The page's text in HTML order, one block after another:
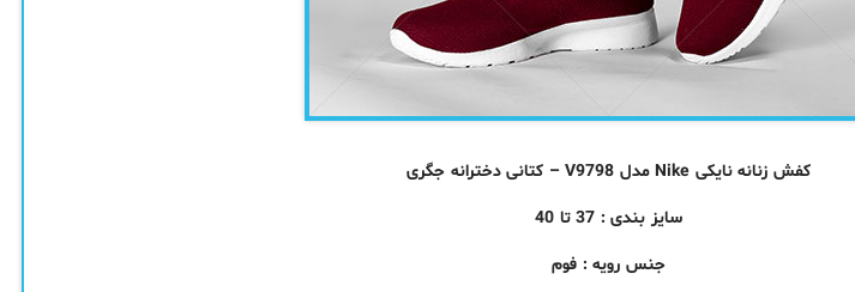
کفش زنانه نایکی Nike مدل V9798 – کتانی دخترانه جگری
سایز بندی : 37 تا 40
جنس رویه : فوم